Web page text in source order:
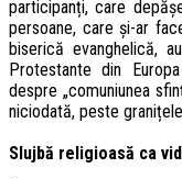
participanți, care
persoane, care și-ar
biserică evanghelică,
Protestante din
despre „comuniunea
niciodată, peste
Slujbă religioasă ca